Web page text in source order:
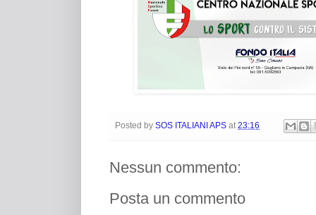
Posted by SOS ITALIANI APS at 23:16
Nessun commento:
Posta un commento